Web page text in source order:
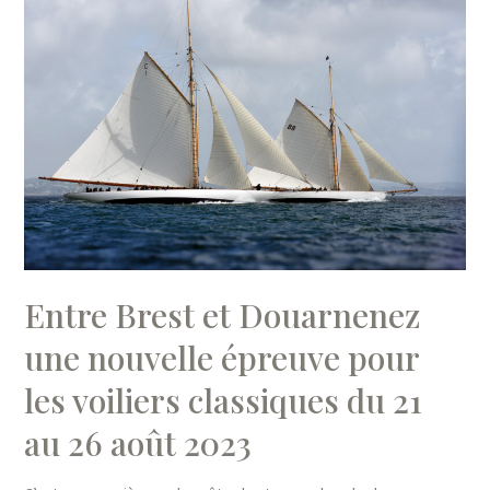
Entre Brest et Douarnenez
une nouvelle épreuve pour
les voiliers classiques du 21
au 26 août 2023